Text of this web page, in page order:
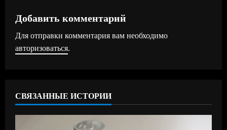
л
ж
и
ь
ч
Добавить комментарий
Для отправки комментария вам необходимо
авторизоваться.
СВЯЗАННЫЕ ИСТОРИИ